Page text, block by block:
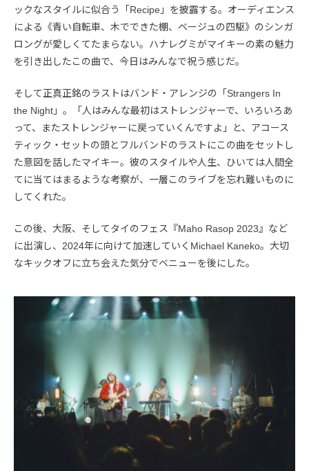
ックなスタイルに似合う「Recipe」を披露する。オーディエンス
による《青い自転車、木でできた棚、ベージュの四駆》のシンガ
ロングが愛しくてたまらない。ハナレグミがマイキーの素の魅力
を引き出したこの曲で、今日はみんなで祝う感じだ。
そして正真正銘のラストはバンド・アレンジの「Strangers In
the Night」。「人はみんな最初はストレンジャーで、いろいろあ
って、またストレンジャーに戻っていくんですよ」と、アコース
ティック・セットの頭とフルバンドのラストにこの曲をセットし
た意図を話したマイキー。彼のスタイルや人生、ひいては人間全
てに当てはまるような考察が、一層このライブを忘れ難いものに
してくれた。
この後、大阪、そしてタイのフェス『Maho Rasop 2023』など
に出演し、2024年に向けて加速していくMichael Kaneko。大切
なキックオフに立ち会えた気分でベニューを後にした。